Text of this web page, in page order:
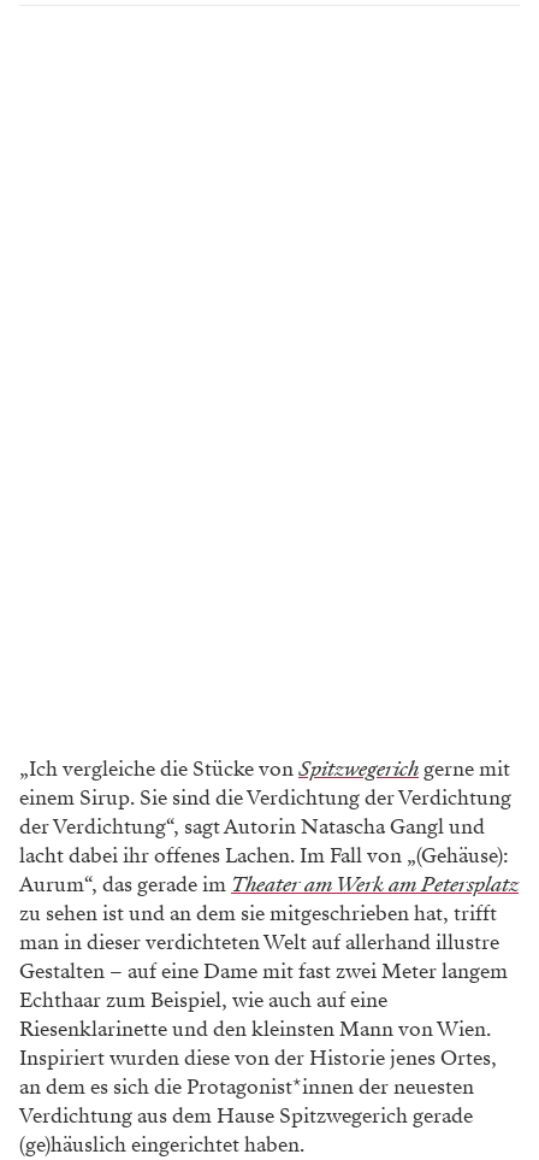
„Ich vergleiche die Stücke vonSpitzwegerichgerne mit
einem Sirup. Sie sind die Verdichtung der Verdichtung
der Verdichtung“, sagt Autorin Natascha Gangl und
lacht dabei ihr offenes Lachen. Im Fall von „(Gehäuse):
Aurum“, das gerade im Theater am Werk am Petersplatz
zu sehen ist und an dem sie mitgeschrieben hat, trifft
man in dieser verdichteten Welt auf allerhand illustre
Gestalten – auf eine Dame mit fast zwei Meter langem
Echthaar zum Beispiel, wie auch auf eine
Riesenklarinette und den kleinsten Mann von Wien.
Inspiriert wurden diese von der Historie jenes Ortes,
an dem es sich die Protagonist*innen der neuesten
Verdichtung aus dem Hause Spitzwegerich gerade
(ge)häuslich eingerichtet haben.